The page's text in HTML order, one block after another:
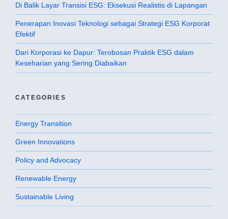
Di Balik Layar Transisi ESG: Eksekusi Realistis di Lapangan
Penerapan Inovasi Teknologi sebagai Strategi ESG Korporat
Efektif
Dari Korporasi ke Dapur: Terobosan Praktik ESG dalam
Keseharian yang Sering Diabaikan
CATEGORIES
Energy Transition
Green Innovations
Policy and Advocacy
Renewable Energy
Sustainable Living